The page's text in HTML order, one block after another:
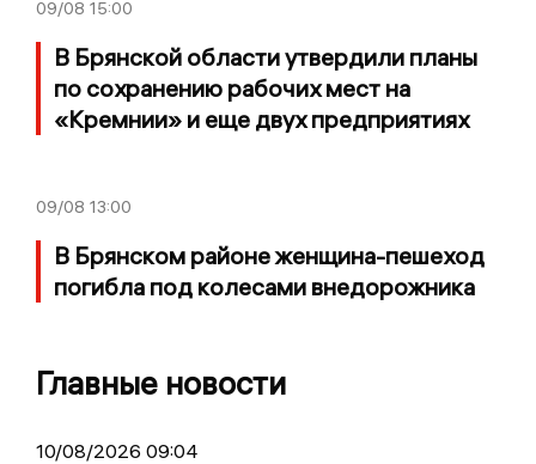
09/08 15:00
В Брянской области утвердили планы
по сохранению рабочих мест на
«Кремнии» и еще двух предприятиях
09/08 13:00
В Брянском районе женщина-пешеход
погибла под колесами внедорожника
Главные новости
10/08/2026 09:04